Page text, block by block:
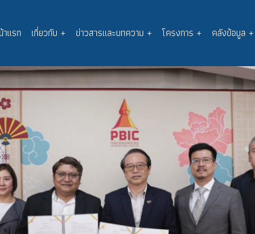
าแรก เกี่ยวกับ + ข่าวสารและบทความ + โครงการ + คลังข้อมูล +